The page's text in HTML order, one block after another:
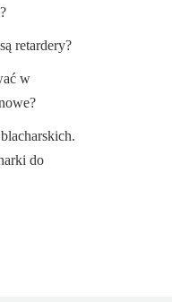
retardery?
w
do